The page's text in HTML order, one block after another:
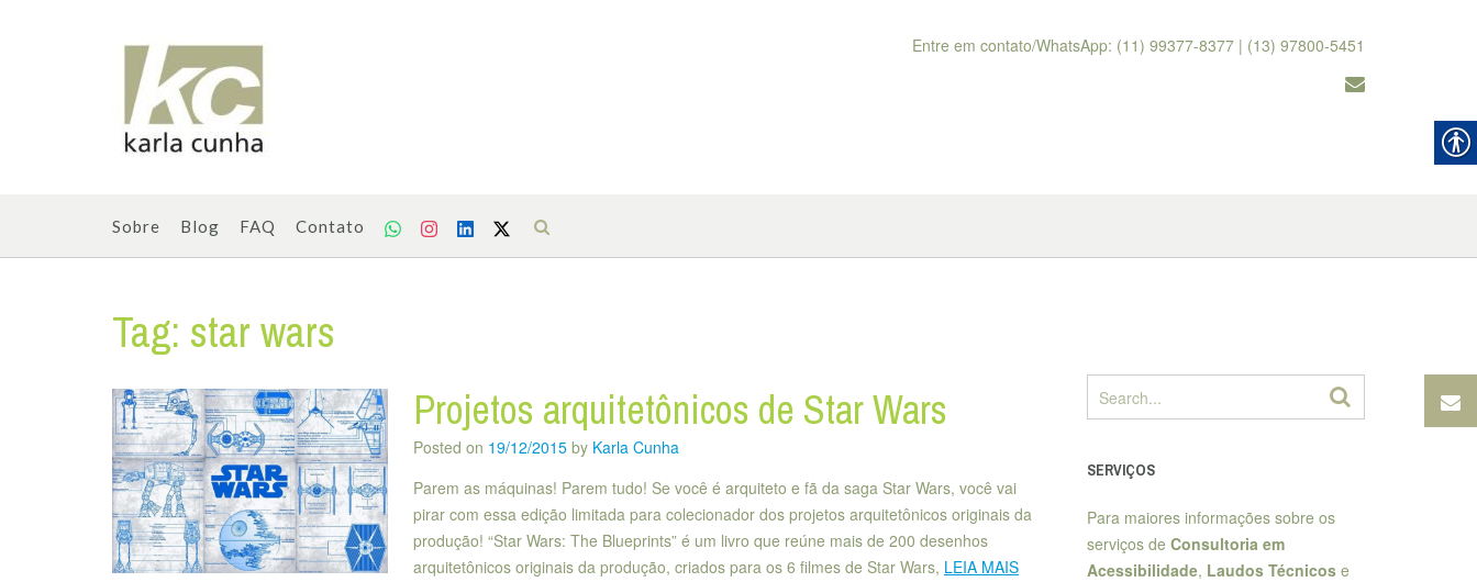
Entre em contato/WhatsApp: (11) 99377-8377 | (13) 97800-5451
Sobre Blog FAQ Contato
Tag: star wars
Projetos arquitetônicos de Star Wars
Posted on 19/12/2015by Karla Cunha
Parem as máquinas! Parem tudo! Se você é arquiteto e fã da saga Star Wars, você vai
pirar com essa edição limitada para colecionador dos projetos arquitetônicos originais da
produção! “Star Wars: The Blueprints” é um livro que reúne mais de 200 desenhos
arquitetônicos originais da produção, criados para os 6 filmes de Star Wars, LEIA MAIS
SERVIÇOS
Para maiores informações sobre os
serviços de Consultoria em
Acessibilidade, Laudos Técnicose